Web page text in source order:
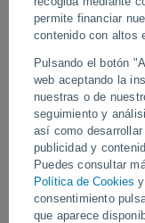
permite financiar
contenido con altos
Pulsando el botón
web aceptando la
nuestras o de
seguimiento y
así como
publicidad y
Puedes consultar
Política de Cookies
consentimiento
que aparece
Aberglasslyn
Adaminaby
Adamstown
Adamstown
Albion Park
Albury